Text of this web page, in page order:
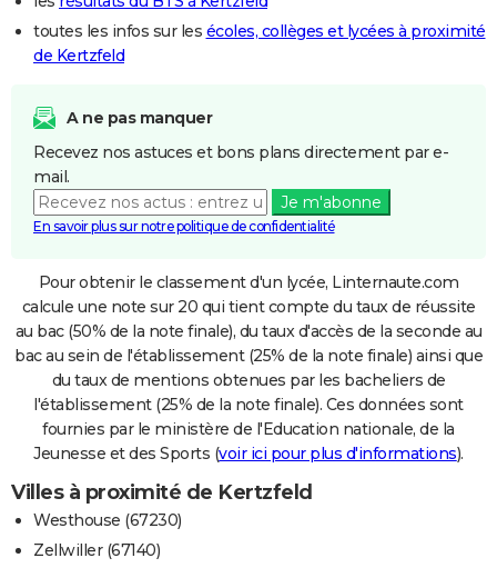
toutes les infos sur les écoles, collèges et lycées à proximité
de Kertzfeld
A ne pas manquer
Recevez nos astuces et bons plans directement par e-
mail.
Je m'abonne
En savoir plus sur notre politique de confidentialité
Pour obtenir le classement d'un lycée, Linternaute.com
calcule une note sur 20 qui tient compte du taux de réussite
au bac (50% de la note finale), du taux d'accès de la seconde au
bac au sein de l'établissement (25% de la note finale) ainsi que
du taux de mentions obtenues par les bacheliers de
l'établissement (25% de la note finale). Ces données sont
fournies par le ministère de l'Education nationale, de la
Jeunesse et des Sports (voir ici pour plus d'informations).
Villes à proximité de Kertzfeld
Westhouse (67230)
Zellwiller (67140)